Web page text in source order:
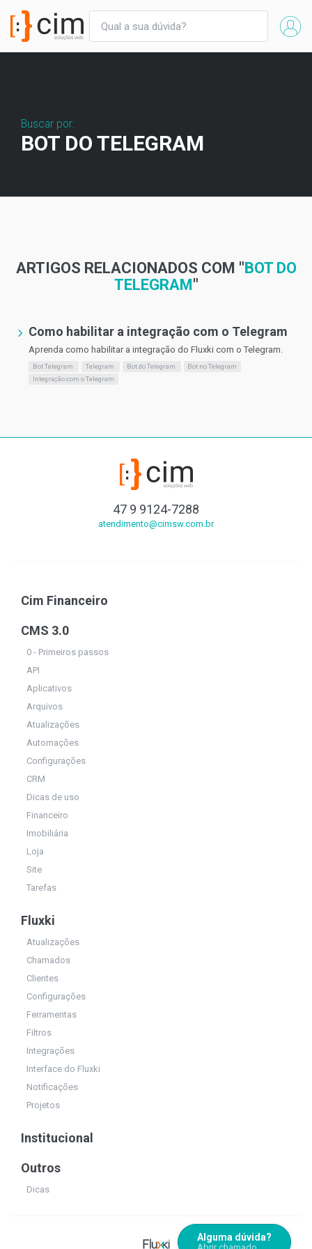
Buscar por:
BOT DO TELEGRAM
ARTIGOS RELACIONADOS COM "BOT DO
TELEGRAM"
Como habilitar a integração com o Telegram
Aprenda como habilitar a integração do Fluxki com o Telegram.
Bot Telegram Telegram Bot do Telegram
Bot no Telegram
Integração com o Telegram
47 9 9124-7288
atendimento@cimsw.com.br
Cim Financeiro
CMS 3.0
0 - Primeiros passos
API
Aplicativos
Arquivos
Atualizações
Automações
Configurações
CRM
Dicas de uso
Financeiro
Imobiliária
Loja
Site
Tarefas
Fluxki
Atualizações
Chamados
Clientes
Configurações
Ferramentas
Filtros
Integrações
Interface do Fluxki
Notificações
Projetos
Institucional
Outros
Dicas
Alguma dúvida?